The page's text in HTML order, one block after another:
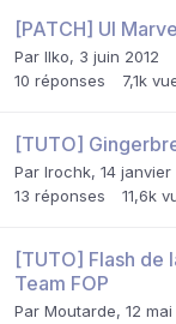
[PATCH] UI
Par Ilko, 3 juin 2012
10 réponses 7,1k
[TUTO]
Par Irochk, 14 janvier
13 réponses 11,6k
[TUTO] Flash de
Team FOP
Par Moutarde, 12 mai